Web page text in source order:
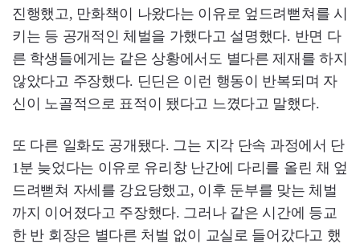
진행했고, 만화책이 나왔다는 이유로 엎드려뻗쳐를 시
키는 등 공개적인 체벌을 가했다고 설명했다. 반면 다
른 학생들에게는 같은 상황에서도 별다른 제재를 하지
않았다고 주장했다. 딘딘은 이런 행동이 반복되며 자
신이 노골적으로 표적이 됐다고 느꼈다고 말했다.
또 다른 일화도 공개됐다. 그는 지각 단속 과정에서 단
1분 늦었다는 이유로 유리창 난간에 다리를 올린 채 엎
드려뻗쳐 자세를 강요당했고, 이후 둔부를 맞는 체벌
까지 이어졌다고 주장했다. 그러나 같은 시간에 등교
한 반 회장은 별다른 처벌 없이 교실로 들어갔다고 했